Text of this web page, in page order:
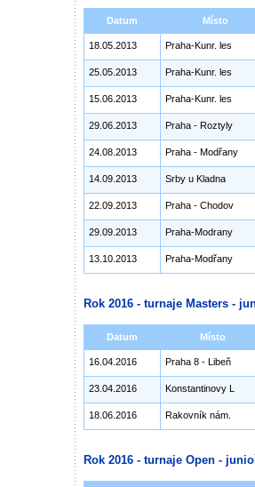
Datum Místo
18.05.2013 Praha-Kunr. les
25.05.2013 Praha-Kunr. les
15.06.2013 Praha-Kunr. les
29.06.2013 Praha - Roztyly
24.08.2013 Praha - Modřany
14.09.2013 Srby u Kladna
22.09.2013 Praha - Chodov
29.09.2013 Praha-Modrany
13.10.2013 Praha-Modřany
Rok 2016 - turnaje Masters -
Datum Místo
16.04.2016 Praha 8 - Libeň
23.04.2016 Konstantinovy L
18.06.2016 Rakovník nám.
Rok 2016 - turnaje Open -